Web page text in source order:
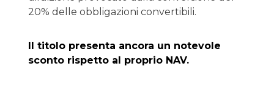
20% delle obbligazioni convertibili.
Il titolo presenta ancora un notevole
sconto rispetto al proprio NAV.